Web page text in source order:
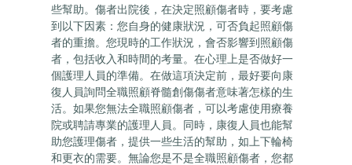
些幫助。傷者出院後，在決定照顧傷者時，要考慮
到以下因素：您自身的健康狀況，可否負起照顧傷
者的重擔。您現時的工作狀況，會否影響到照顧傷
者，包括收入和時間的考量。在心理上是否做好一
個護理人員的準備。在做這項決定前，最好要向康
復人員詢問全職照顧脊髓創傷傷者意味著怎樣的生
活。如果您無法全職照顧傷者，可以考慮使用療養
院或聘請專業的護理人員。同時，康復人員也能幫
助您護理傷者，提供一些生活的幫助，如上下輪椅
和更衣的需要。無論您是不是全職照顧傷者，您都